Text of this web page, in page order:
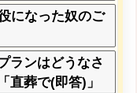
になった奴のご
ランはどうなさ
直葬で(即答)」